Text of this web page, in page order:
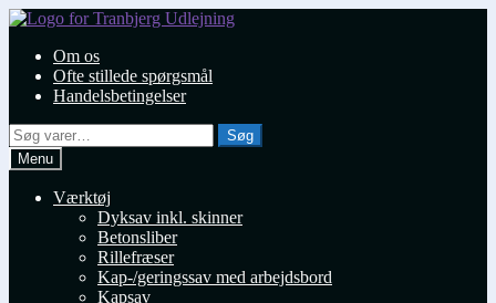
Spring
navigation
Spring
indholdOm os
Ofte stillede spørgsmål
Handelsbetingelser
Søg
efter:
Søg
Menu
Værktøj
Dyksav inkl. skinner
Betonsliber
Rillefræser
Kap-/geringssav med arbejdsbord
Kapsav